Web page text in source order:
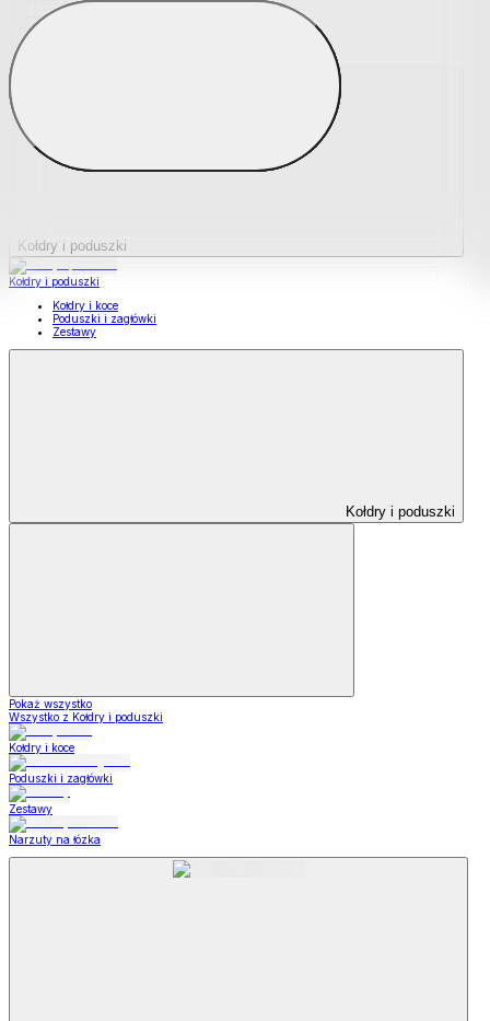
Podkładki na materace
Materace nawierzchniowe
Kołdry i poduszki
Kołdry i poduszki
Kołdry i koce
Poduszki i zagłówki
Zestawy
Kołdry i poduszki
Pokaż wszystko
Wszystko z Kołdry i poduszki
Kołdry i koce
Poduszki i zagłówki
Zestawy
Narzuty na łózka